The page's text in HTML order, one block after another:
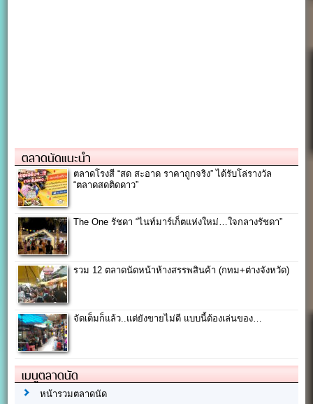
ตลาดนัดแนะนำ
ตลาดโรงสี “สด สะอาด ราคาถูกจริง” ได้รับโล่รางวัล
“ตลาดสดติดดาว”
The One รัชดา “ไนท์มาร์เก็ตแห่งใหม่…ใจกลางรัชดา”
รวม 12 ตลาดนัดหน้าห้างสรรพสินค้า (กทม+ต่างจังหวัด)
จัดเต็มก็แล้ว..แต่ยังขายไม่ดี แบบนี้ต้องเล่นของ…
เมนูตลาดนัด
หน้ารวมตลาดนัด